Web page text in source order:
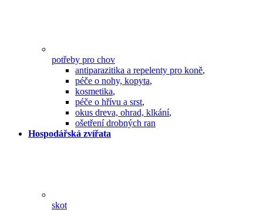
potřeby pro chov
antiparazitika a repelenty pro koně,
péče o nohy, kopyta,
kosmetika,
péče o hřívu a srst,
okus dreva, ohrad, klkání,
ošetření drobných ran
Hospodářská zvířata
skot